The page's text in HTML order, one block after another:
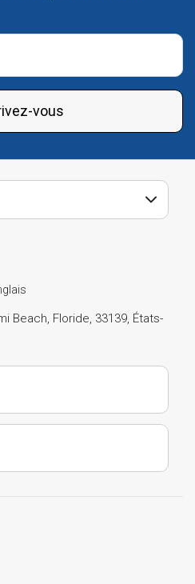
vous
Beach, Floride, 33139, États-